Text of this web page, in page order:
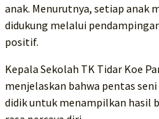
anak. Menurutnya, setiap anak
didukung melalui
positif.
Kepala Sekolah TK Tidar Koe
menjelaskan bahwa pentas
didik untuk menampilkan hasil